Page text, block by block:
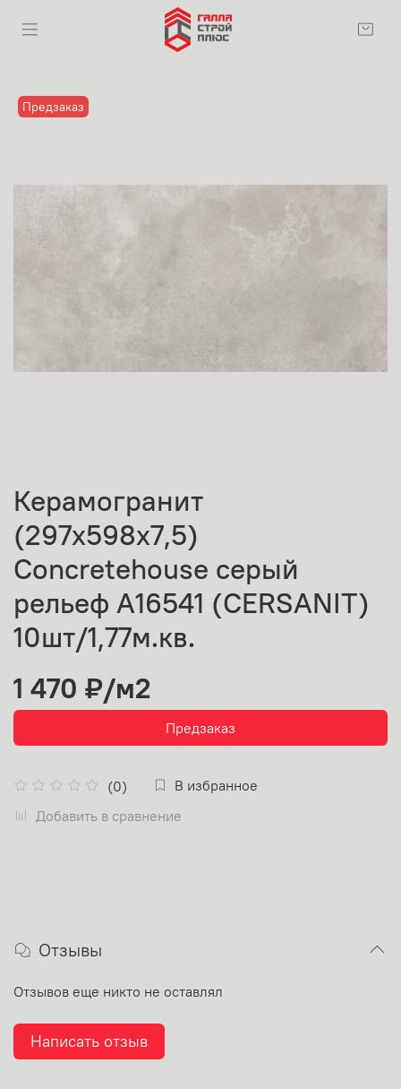
Предзаказ
Керамогранит
(297х598х7,5)
Concretehouse серый
рельеф A16541 (CERSANIT)
10шт/1,77м.кв.
(0)
В избранное
Добавить в сравнение
1 470 ₽/м2
Предзаказ
Отзывы
Отзывов еще никто не оставлял
Написать отзыв